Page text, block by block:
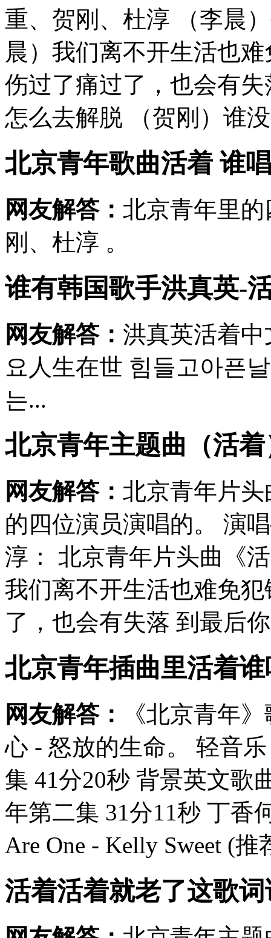
重、贺刚、杜淳 （李晨
晨）我们离不开生活也
伤过了痛过了，也会有
怎么去解脱 （贺刚）谁
北京青年歌曲活着 谁
网友解答： 北京青年里
刚、杜淳 。
谁有韩国歌手洪真英-
网友解答： 洪真英活着
요人生在世 힘들고아픈
는...
北京青年主题曲（活
网友解答： 北京青年片
的四位演员演唱的。 演
淳： 北京青年片头曲《
我们离不开生活也难免
了，也会有失落 到最后
北京青年插曲里活着
网友解答：
《北京青年
心 - 怒放的生命。 轻音
集 41分20秒 背景英文歌
年第二集 31分11秒 丁香
Are One - Kelly Sweet (推
活着活着就老了这歌